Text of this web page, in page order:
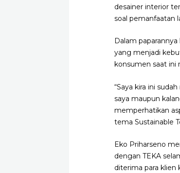
desainer interior
soal pemanfaatan
Dalam
yang menjadi
konsumen saat ini
“Saya kira ini
saya maupun
memperhatikan
tema Sustainable
Eko Priharseno
dengan TEKA
diterima para klien